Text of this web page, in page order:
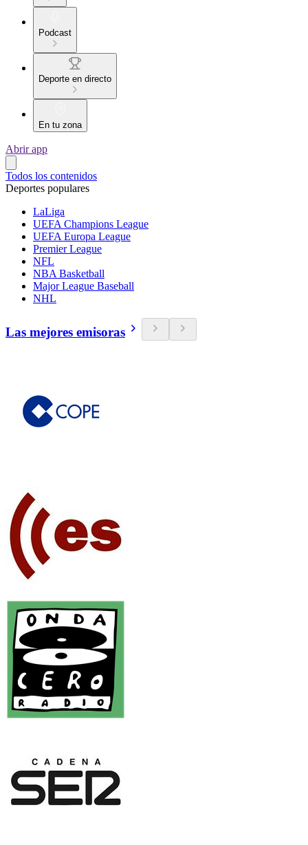
Podcast
Deporte en directo
En tu zona
Abrir app
Todos los contenidos
Deportes populares
LaLiga
UEFA Champions League
UEFA Europa League
Premier League
NFL
NBA Basketball
Major League Baseball
NHL
Las mejores emisoras